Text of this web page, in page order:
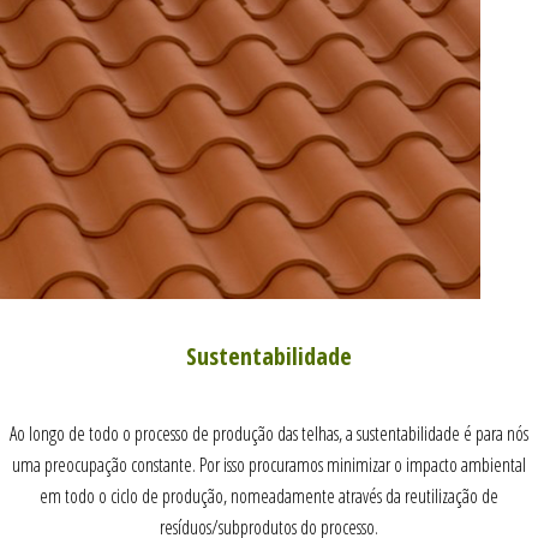
Sustentabilidade
Ao longo de todo o processo de produção das telhas, a sustentabilidade é para nós
uma preocupação constante. Por isso procuramos minimizar o impacto ambiental
em todo o ciclo de produção, nomeadamente através da reutilização de
resíduos/subprodutos do processo.